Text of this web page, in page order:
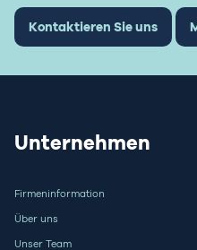
Kontaktieren Sie uns
Unternehmen
Firmeninformation
Über uns
Unser Team